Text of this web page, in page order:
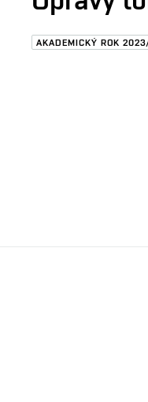
AKADEMICKÝ ROK